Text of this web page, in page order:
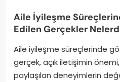
Aile İyileşme
Edilen Gerçekler
Aile iyileşme süreçlerinde
gerçek, açık iletişimin
paylaşılan deneyimlerin